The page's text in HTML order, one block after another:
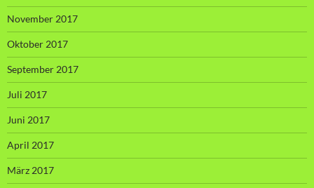
November 2017
Oktober 2017
September 2017
Juli 2017
Juni 2017
April 2017
März 2017